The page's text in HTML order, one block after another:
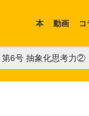
本 動画
第6号 抽象化思考力②